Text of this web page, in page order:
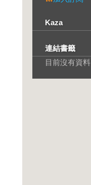
Kaza
連結書籤
目前沒有資料